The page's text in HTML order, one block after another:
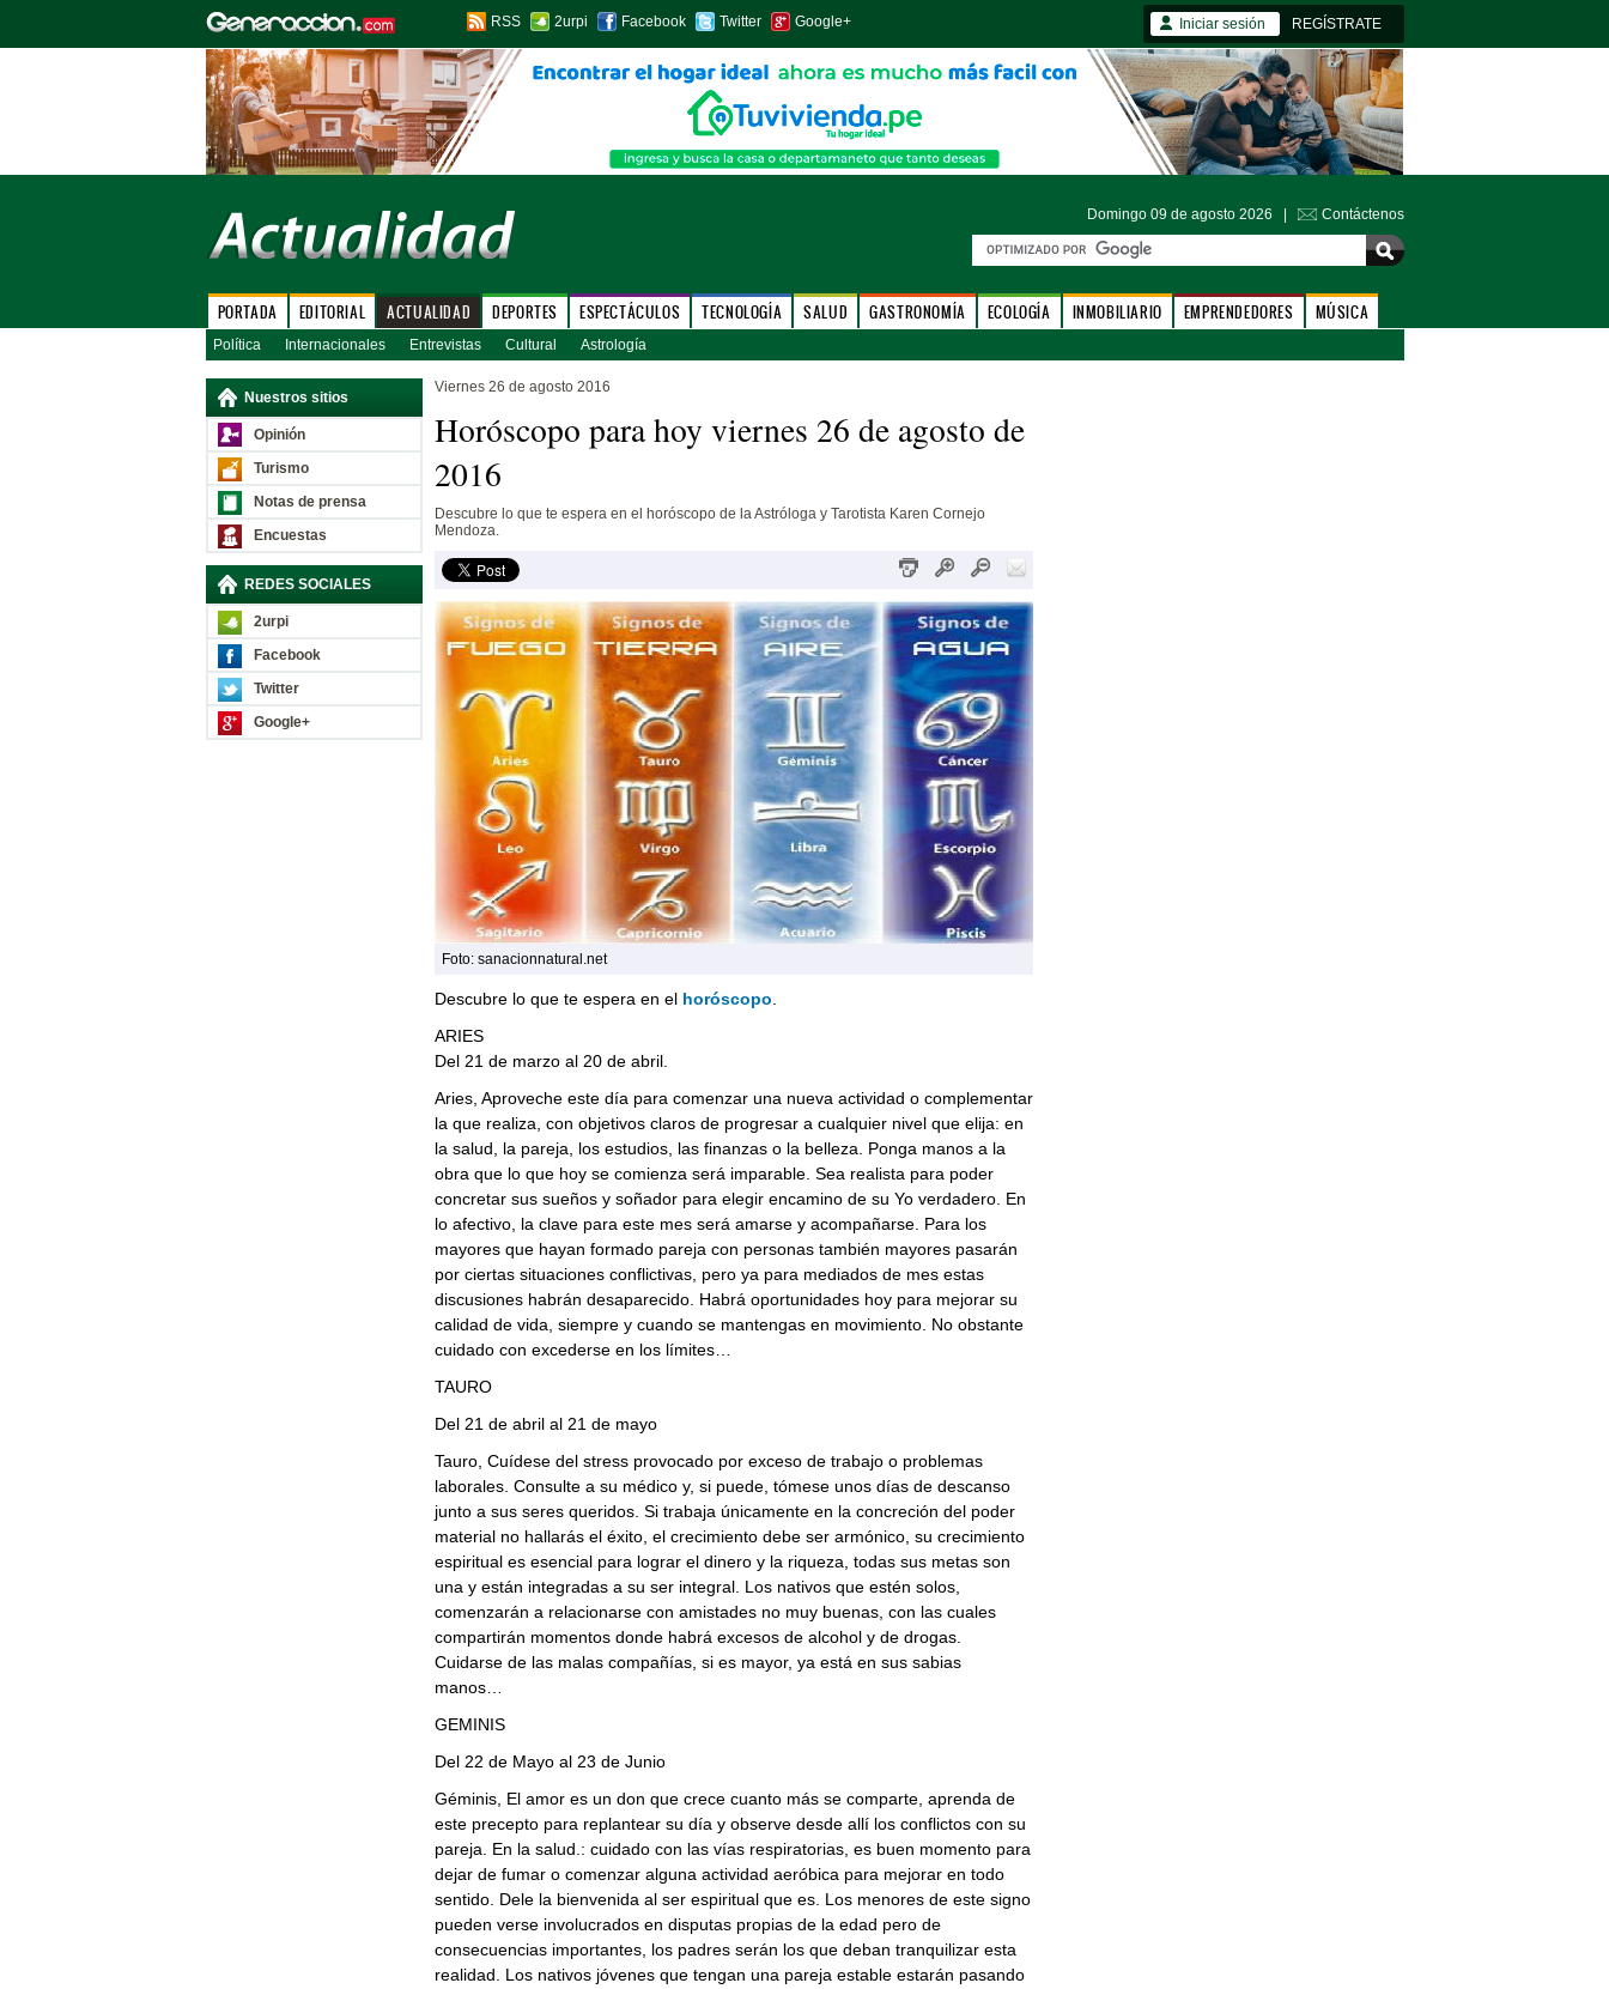
RSS 2urpi Facebook Twitter Google+ Iniciar sesión REGÍSTRATE
Domingo 09 de agosto 2026 | Contáctenos
PORTADA EDITORIAL ACTUALIDAD DEPORTES ESPECTÁCULOS TECNOLOGÍA SALUD GASTRONOMÍA ECOLOGÍA INMOBILIARIO EMPRENDEDORES MÚSICA
Política Internacionales Entrevistas Cultural Astrología
Nuestros sitios
Opinión
Turismo
Notas de prensa
Encuestas
REDES SOCIALES
2urpi
Facebook
Twitter
Google+
Viernes 26 de agosto 2016
Horóscopo para hoy viernes 26 de agosto de
2016
Descubre lo que te espera en el horóscopo de la Astróloga y Tarotista Karen Cornejo
Mendoza.
Foto: sanacionnatural.net
Descubre lo que te espera en el horóscopo
ARIES
Del 21 de marzo al 20 de abril.
Aries, Aproveche este día para comenzar una nueva actividad o complementar
la que realiza, con objetivos claros de progresar a cualquier nivel que elija: en
la salud, la pareja, los estudios, las finanzas o la belleza. Ponga manos a la
obra que lo que hoy se comienza será imparable. Sea realista para poder
concretar sus sueños y soñador para elegir encamino de su Yo verdadero. En
lo afectivo, la clave para este mes será amarse y acompañarse. Para los
mayores que hayan formado pareja con personas también mayores pasarán
por ciertas situaciones conflictivas, pero ya para mediados de mes estas
discusiones habrán desaparecido. Habrá oportunidades hoy para mejorar su
calidad de vida, siempre y cuando se mantengas en movimiento. No obstante
cuidado con excederse en los límites…
TAURO
Del 21 de abril al 21 de mayo
Tauro, Cuídese del stress provocado por exceso de trabajo o problemas
laborales. Consulte a su médico y, si puede, tómese unos días de descanso
junto a sus seres queridos. Si trabaja únicamente en la concreción del poder
material no hallarás el éxito, el crecimiento debe ser armónico, su crecimiento
espiritual es esencial para lograr el dinero y la riqueza, todas sus metas son
una y están integradas a su ser integral. Los nativos que estén solos,
comenzarán a relacionarse con amistades no muy buenas, con las cuales
compartirán momentos donde habrá excesos de alcohol y de drogas.
Cuidarse de las malas compañías, si es mayor, ya está en sus sabias
manos…
GEMINIS
Del 22 de Mayo al 23 de Junio
Géminis, El amor es un don que crece cuanto más se comparte, aprenda de
este precepto para replantear su día y observe desde allí los conflictos con su
pareja. En la salud.: cuidado con las vías respiratorias, es buen momento para
dejar de fumar o comenzar alguna actividad aeróbica para mejorar en todo
sentido. Dele la bienvenida al ser espiritual que es. Los menores de este signo
pueden verse involucrados en disputas propias de la edad pero de
consecuencias importantes, los padres serán los que deban tranquilizar esta
realidad. Los nativos jóvenes que tengan una pareja estable estarán pasando